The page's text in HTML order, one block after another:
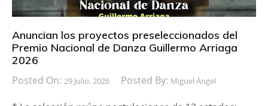
Anuncian los proyectos preseleccionados del
Premio Nacional de Danza Guillermo Arriaga
2026
Posted On: 29 Julio, 2026 Posted By: Miguel Ángel